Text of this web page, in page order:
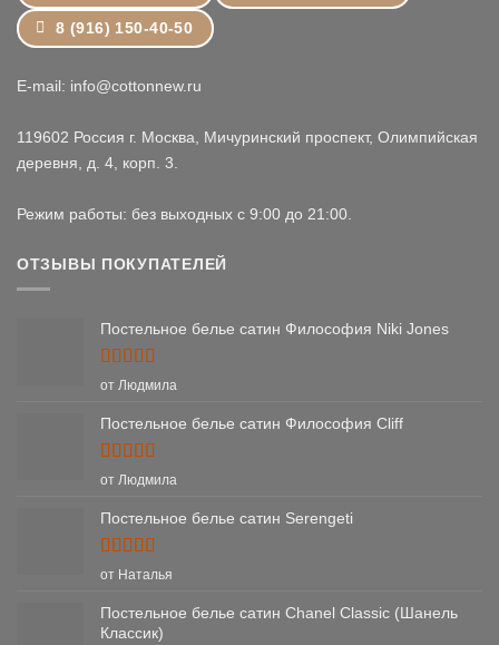
8 (916) 150-40-50
E-mail: info@cottonnew.ru
119602 Россия г. Москва, Мичуринский проспект, Олимпийская
деревня, д. 4, корп. 3.
Режим работы: без выходных с 9:00 до 21:00.
ОТЗЫВЫ ПОКУПАТЕЛЕЙ
Постельное белье сатин Философия Niki Jones
Оценка5
от Людмила
Постельное белье сатин Философия Cliff
Оценка5
от Людмила
Постельное белье сатин Serengeti
Оценка5
от Наталья
Постельное белье сатин Chanel Classic (Шанель
Классик)